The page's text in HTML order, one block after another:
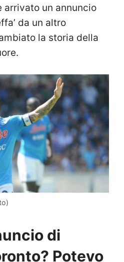
arrivato un annuncio
da un altro
la storia della
di
Potevo